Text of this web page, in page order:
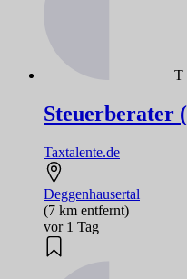
T
Steuerberater
Taxtalente.de
Deggenhausertal
(7 km entfernt)
vor 1 Tag